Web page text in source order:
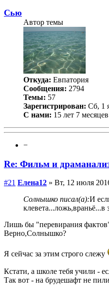
Сью
Автор темы
Откуда: Евпатория
Сообщения: 2794
Темы: 57
Зарегистрирован: Сб, 1
С нами: 15 лет 7 месяцев
−
Re: Фильм и
#21 Елена12 » Вт, 12 июля
Солнышко писал(а):И
клевета...ложь,враньё...в
Лишь бы "перевирания
Верно,Солнышко?
Я сейчас за этим строго слежу
Кстати, а школе тебя учили -
Так вот - на брудешафт не